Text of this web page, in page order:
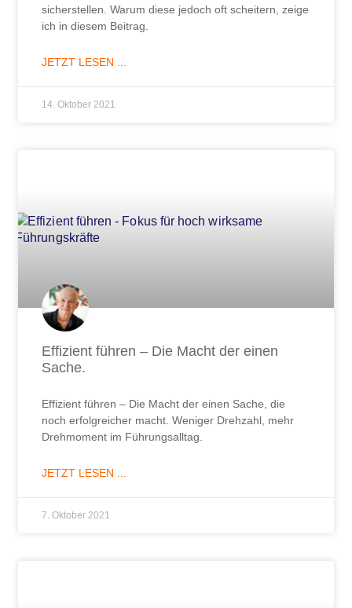
sicherstellen. Warum diese jedoch oft scheitern, zeige
ich in diesem Beitrag.
JETZT LESEN ...
14. Oktober 2021
Effizient führen – Die Macht der einen
Sache.
Effizient führen – Die Macht der einen Sache, die
noch erfolgreicher macht. Weniger Drehzahl, mehr
Drehmoment im Führungsalltag.
JETZT LESEN ...
7. Oktober 2021